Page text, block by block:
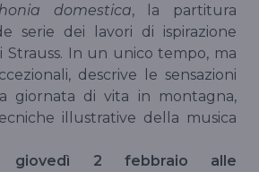
domestica, la partitura
serie dei lavori di ispirazione
Strauss. In un unico tempo, ma
descrive le sensazioni
giornata di vita in montagna,
illustrative della musica
giovedì 2 febbraio alle